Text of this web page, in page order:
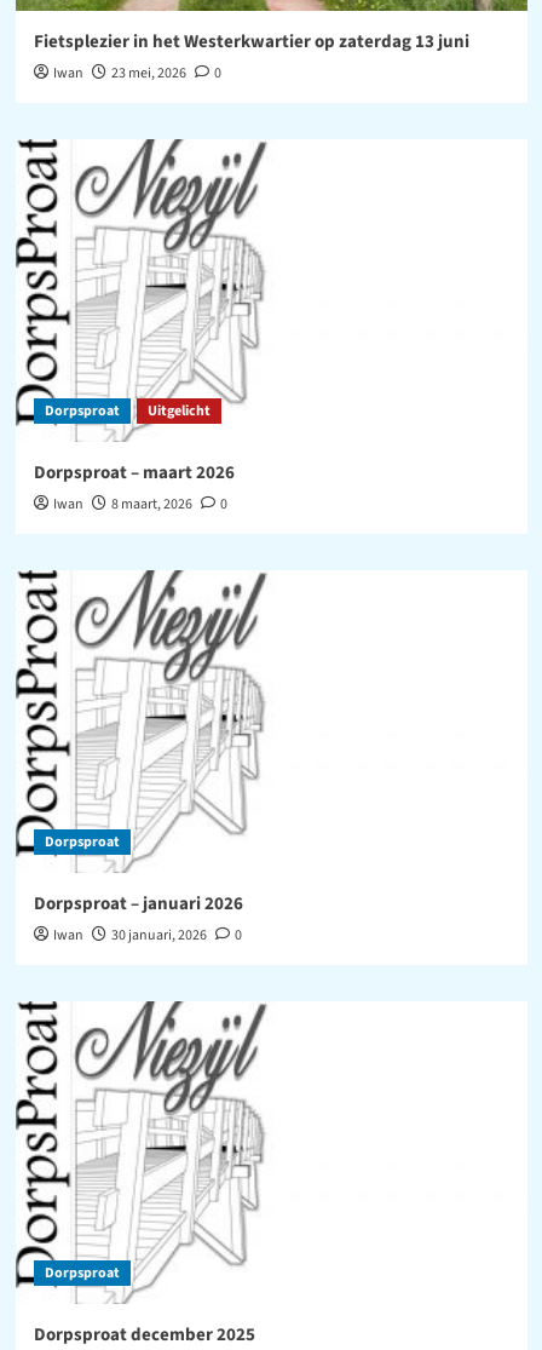
Fietsplezier in het Westerkwartier op zaterdag 13 juni
Iwan 23 mei, 2026 0
Dorpsproat Uitgelicht
Dorpsproat – maart 2026
Iwan 8 maart, 2026 0
Dorpsproat
Dorpsproat – januari 2026
Iwan 30 januari, 2026 0
Dorpsproat
Dorpsproat december 2025